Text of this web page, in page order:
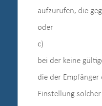
aufzurufen, die
oder
c)
bei der keine
die der
Einstellung